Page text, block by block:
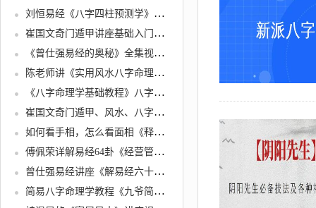
刘恒易经《八字四柱预测学》培训视频讲座
崔国文奇门遁甲讲座基础入门视频教程19集+20讲义合集
《曾仕强易经的奥秘》全集视频 百家讲坛曾仕强为您解开易经的密码
陈老师讲《实用风水八字命理学》大道至简通俗实用
《八字命理学基础教程》八字基础命理初级课程视频
崔国文奇门遁甲、风水、八字学培训课程视频
如何看手相，怎么看面相《释缘教你学相术》识人
傅佩荣详解易经64卦《经营管理篇+事业成功篇+财运掌控篇》易经讲座视频全集
曾仕强易经讲座《解易经六十四卦-大道易行》视频全集
简易八字命理学教程《九爷简易命理学》通俗易懂，教你学会看八字